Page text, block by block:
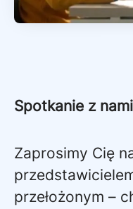
Spotkanie z nami
Zaprosimy Cię
przełożonym –